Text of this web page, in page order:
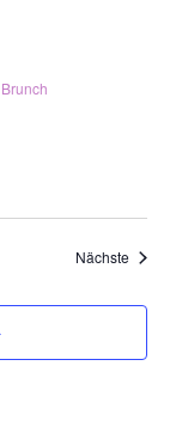
Brunch
Nächste